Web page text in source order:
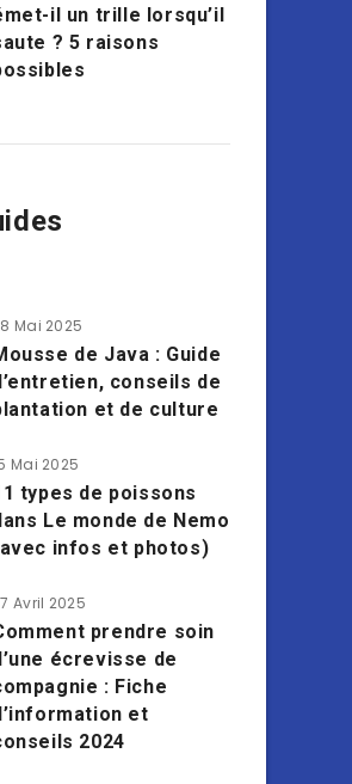
il un trille lorsqu’il
? 5 raisons
Mai 2025
de Java : Guide
conseils de
et de culture
Mai 2025
types de poissons
Le monde de Nemo
infos et photos)
Avril 2025
prendre soin
écrevisse de
: Fiche
et
2024